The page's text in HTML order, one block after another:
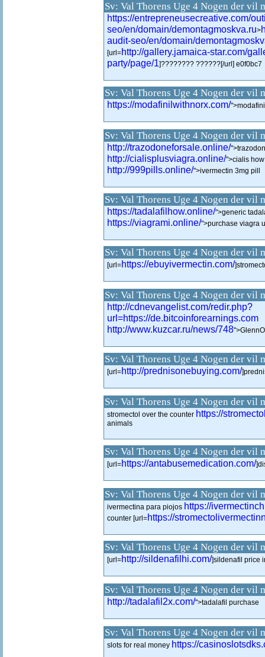
Sv: Val Thorens Uge 4 Nogen der vil
https://entrepreneusecreative.com/
seo/en/domain/demontagmoskva.ru>
audit-seo/en/domain/
[url=http://gallery.jamaica-star.com/
party/page/1]???????? ??????[/url] e0f0bc7
Sv: Val Thorens Uge 4 Nogen der vil
https://modafinilwithnorx.com/
Sv: Val Thorens Uge 4 Nogen der vil
http://trazodoneforsale.online/
http://cialisplusviagra.online/">cialis
http://999pills.online/">ivermectin 3mg pill
Sv: Val Thorens Uge 4 Nogen der vil
https://tadalafilhow.online/">generic
https://viagrami.online/">purchase viagra
Sv: Val Thorens Uge 4 Nogen der vil
[url=https://ebuyivermectin.com/
Sv: Val Thorens Uge 4 Nogen der vil
http://cdnevangelist.com/redir.php?
url=https://de.bitcoinforearnings.com
http://www.kuzcar.ru/news/748
Sv: Val Thorens Uge 4 Nogen der vil
[url=http://prednisonebuying.com/
Sv: Val Thorens Uge 4 Nogen der vil
stromectol over the counter https://
animals
Sv: Val Thorens Uge 4 Nogen der vil
[url=https://antabusemedication.com/
Sv: Val Thorens Uge 4 Nogen der vil
ivermectina para piojos https://
counter [url=https://
Sv: Val Thorens Uge 4 Nogen der vil
[url=http://sildenafilhi.com/]sildenafil price
Sv: Val Thorens Uge 4 Nogen der vil
http://tadalafil2x.com/">tadalafil purchase
Sv: Val Thorens Uge 4 Nogen der vil
slots for real money https://